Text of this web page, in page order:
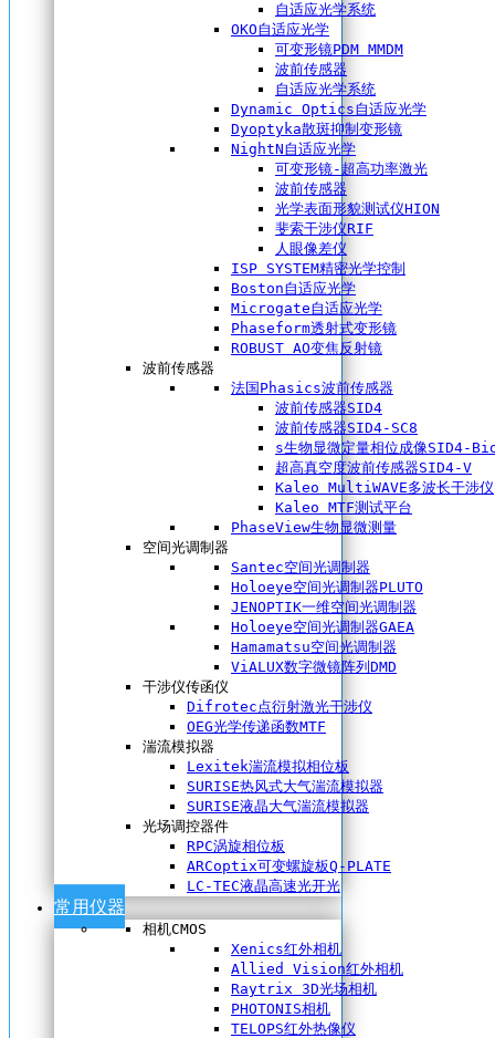
自适应光学系统
OKO自适应光学
可变形镜PDM MMDM
波前传感器
自适应光学系统
Dynamic Optics自适应光学
Dyoptyka散斑抑制变形镜
NightN自适应光学
可变形镜-超高功率激光
波前传感器
光学表面形貌测试仪HION
斐索干涉仪RIF
人眼像差仪
ISP SYSTEM精密光学控制
Boston自适应光学
Microgate自适应光学
Phaseform透射式变形镜
ROBUST AO变焦反射镜
波前传感器
法国Phasics波前传感器
波前传感器SID4
波前传感器SID4-SC8
s生物显微定量相位成像SID4-
超高真空度波前传感器SID4-V
Kaleo MultiWAVE多波长干涉仪
Kaleo MTF测试平台
PhaseView生物显微测量
空间光调制器
Santec空间光调制器
Holoeye空间光调制器PLUTO
JENOPTIK一维空间光调制器
Holoeye空间光调制器GAEA
Hamamatsu空间光调制器
ViALUX数字微镜阵列DMD
干涉仪传函仪
Difrotec点衍射激光干涉仪
OEG光学传递函数MTF
湍流模拟器
Lexitek湍流模拟相位板
SURISE热风式大气湍流模拟器
SURISE液晶大气湍流模拟器
光场调控器件
RPC涡旋相位板
ARCoptix可变螺旋板Q-PLATE
LC-TEC液晶高速光开光
常用仪器
相机CMOS
Xenics红外相机
Allied Vision红外相机
Raytrix 3D光场相机
PHOTONIS相机
TELOPS红外热像仪